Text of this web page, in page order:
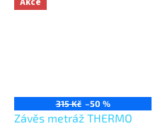
315 Kč –50 %
Závěs metráž THERMO